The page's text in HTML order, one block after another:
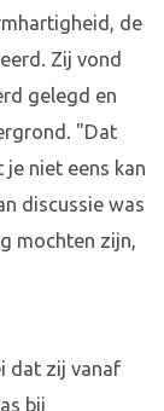
de
Zij vond
gelegd en
"Dat
niet eens kan
discussie was
mochten zijn,
dat zij vanaf
bij